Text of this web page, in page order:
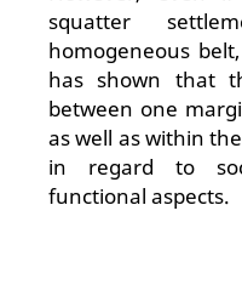
squatter
homogeneous
has shown that
between one
as well as within
in regard to
functional aspects.